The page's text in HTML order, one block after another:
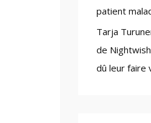
patient
Tarja
de
dû leur faire